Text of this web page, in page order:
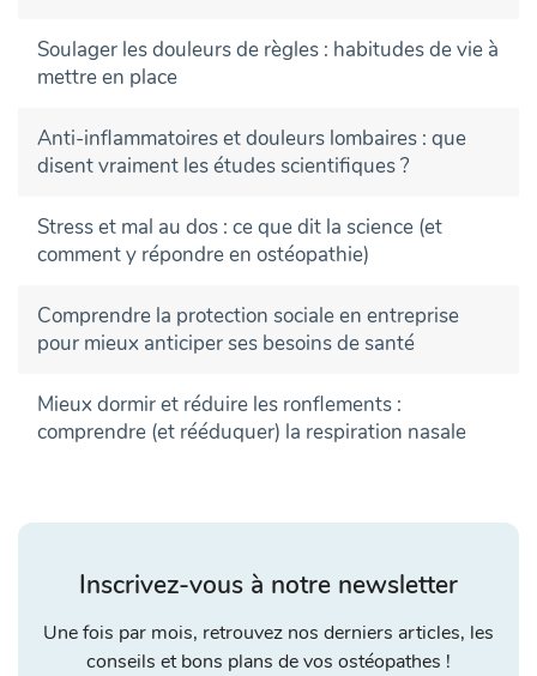
Soulager les douleurs de règles : habitudes de vie à
mettre en place
Anti-inflammatoires et douleurs lombaires : que
disent vraiment les études scientifiques ?
Stress et mal au dos : ce que dit la science (et
comment y répondre en ostéopathie)
Comprendre la protection sociale en entreprise
pour mieux anticiper ses besoins de santé
Mieux dormir et réduire les ronflements :
comprendre (et rééduquer) la respiration nasale
Inscrivez-vous à notre newsletter
Une fois par mois, retrouvez nos derniers articles, les
conseils et bons plans de vos ostéopathes !